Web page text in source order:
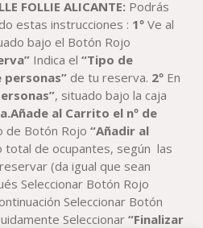
FOLLIE ALICANTE: Podrás
estas instrucciones : 1ºVe al
bajo el Botón Rojo
Indica el“Tipo de
de tu reserva. 2º En
, situado bajo la caja
al Carrito el nº de
de Botón Rojo“Añadir al
total de ocupantes, según las
(da igual que sean
Seleccionar Botón Rojo
Seleccionar Botón
Seleccionar“Finalizar